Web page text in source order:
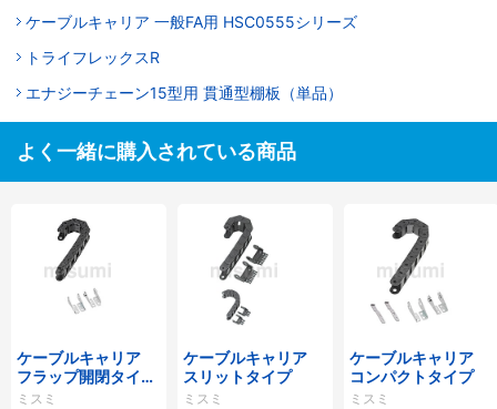
ケーブルキャリア 一般FA用 HSC0555シリーズ
トライフレックスR
エナジーチェーン15型用 貫通型棚板（単品）
よく一緒に購入されている商品
ケーブルキャリア
フラップ開閉タイ
プ 本体＋取付金具
ミスミ
ケーブルキャリア
スリットタイプ
ミスミ
ケーブルキャリア
コンパクトタイプ
ミスミ